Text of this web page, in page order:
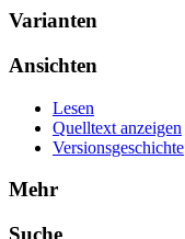
Varianten
Ansichten
Lesen
Quelltext anzeigen
Versionsgeschichte
Mehr
Suche